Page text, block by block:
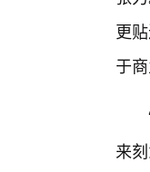
更
于
来